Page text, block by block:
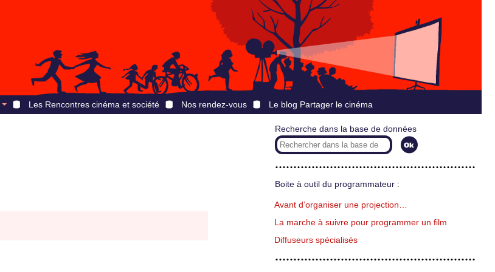
Les Rencontres cinéma et société Nos rendez-vous Le blog Partager le cinéma
Recherche dans la base de données
Boite à outil du programmateur :
Avant d’organiser une projection…
La marche à suivre pour programmer un film
Diffuseurs spécialisés